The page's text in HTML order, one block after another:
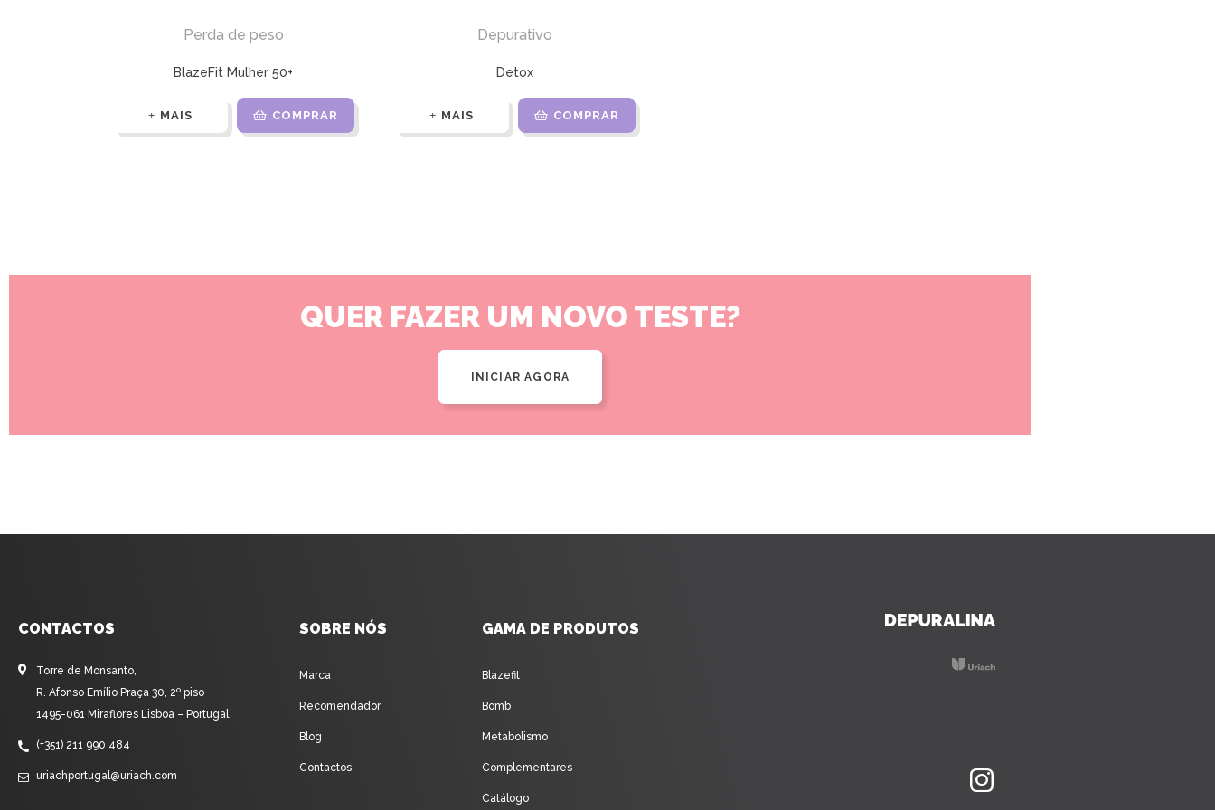
Perda de peso
BlazeFit Mulher 50+
MAIS COMPRAR
Depurativo
Detox
MAIS COMPRAR
QUER FAZER UM NOVO TESTE?
INICIAR AGORA
CONTACTOS
Torre de Monsanto,
R. Afonso Emílio Praça 30, 2º piso
1495-061 Miraflores Lisboa – Portugal
(+351) 211 990 484
uriachportugal@uriach.com
SOBRE NÓS
Marca
Recomendador
Blog
Contactos
GAMA DE PRODUTOS
Blazefit
Bomb
Metabolismo
Complementares
Catálogo